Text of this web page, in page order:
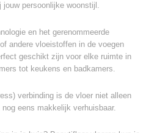
jouw persoonlijke woonstijl.
en het gerenommeerde
andere vloeistoffen in de voegen
geschikt zijn voor elke ruimte in
tot keukens en badkamers.
verbinding is de vloer niet alleen
eens makkelijk verhuisbaar.